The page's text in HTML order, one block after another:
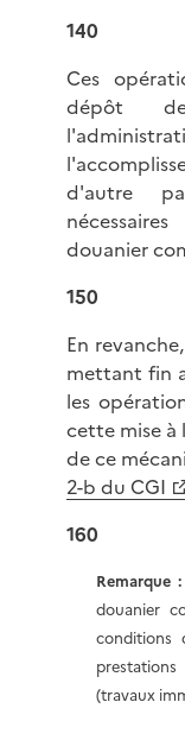
140
Ces
dépôt
d'autre
douanier
150
En
mettant fin
les
cette mise à
de ce
2-b du CGI
160
Remarque :
douanier
conditions
(travaux